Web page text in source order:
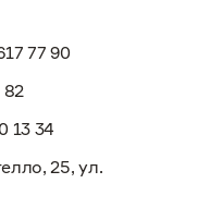
77 90
82
13 34
25, ул.